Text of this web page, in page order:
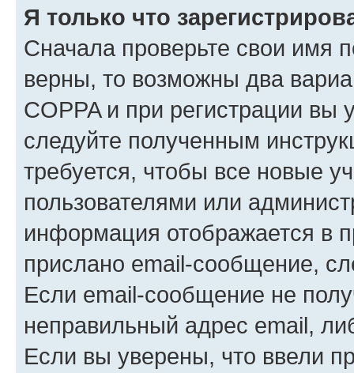
Я только что
Сначала проверьте свои имя
верны, то возможны два
COPPA и при регистрации вы
следуйте полученным
требуется, чтобы все новые
пользователями или
информация отображается в
прислано email-сообщение,
Если email-сообщение не
неправильный адрес email,
Если вы уверены, что ввели